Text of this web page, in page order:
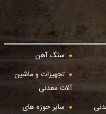
سنگ آهن
تجهیزات و ماشین
آلات معدنی
سایر حوزه های